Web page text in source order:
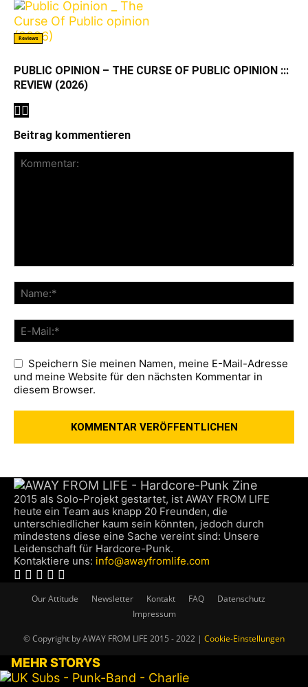
Reviews
PUBLIC OPINION – THE CURSE OF PUBLIC OPINION :::
REVIEW (2026)
Beitrag kommentieren
Speichern Sie meinen Namen, meine E-Mail-Adresse
und meine Website für den nächsten Kommentar in
diesem Browser.
2015 als Solo-Projekt gestartet, ist AWAY FROM LIFE
heute ein Team aus knapp 20 Freunden, die
unterschiedlicher kaum sein könnten, jedoch durch
mindestens diese eine Sache vereint sind: Unsere
Leidenschaft für Hardcore-Punk.
Kontaktiere uns: info@awayfromlife.com
Our Attitude Newsletter Kontakt FAQ
Datenschutz
Impressum
© Copyright by AWAY FROM LIFE 2015 - 2022 | Cookie-Einstellungen
MEHR STORYS